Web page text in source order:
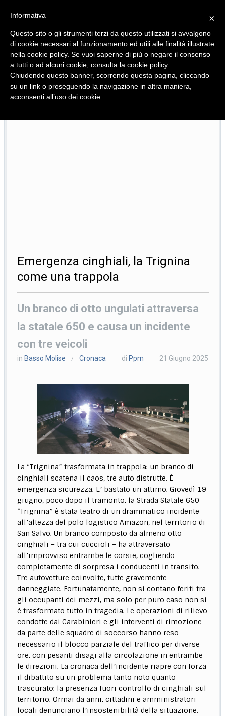
Quotidiano d'informazione distribuito in Molise con
Emergenza cinghiali, la Trignina
come una trappola
Un branco di otto ungulati attraversa
la statale 650 e causa un incidente
con tre veicoli
in Basso Molise / Cronaca — di Ppm — 21 Giugno 2025
La “Trignina” trasformata in trappola: un branco di
cinghiali scatena il caos, tre auto distrutte. È
emergenza sicurezza. E’ bastato un attimo. Giovedì 19
giugno, poco dopo il tramonto, la Strada Statale 650
“Trignina” è stata teatro di un drammatico incidente
all’altezza del polo logistico Amazon, nel territorio di
San Salvo. Un branco composto da almeno otto
cinghiali – tra cui cuccioli – ha attraversato
all’improvviso entrambe le corsie, cogliendo
completamente di sorpresa i conducenti in transito.
Tre autovetture coinvolte, tutte gravemente
danneggiate. Fortunatamente, non si contano feriti tra
gli occupanti dei mezzi, ma solo per puro caso non si
è trasformato tutto in tragedia. Le operazioni di rilievo
condotte dai Carabinieri e gli interventi di rimozione
da parte delle squadre di soccorso hanno reso
necessario il blocco parziale del traffico per diverse
ore, con pesanti disagi alla circolazione in entrambe
le direzioni. La cronaca dell’incidente riapre con forza
il dibattito su un problema tanto noto quanto
trascurato: la presenza fuori controllo di cinghiali sul
territorio. Ormai da anni, cittadini e amministratori
locali denunciano l’insostenibilità della situazione.
×
Informativa
Questo sito o gli strumenti terzi da questo utilizzati si avvalgono
di cookie necessari al funzionamento ed utili alle finalità illustrate
nella cookie policy. Se vuoi saperne di più o negare il consenso
a tutti o ad alcuni cookie, consulta la cookie policy.
Chiudendo questo banner, scorrendo questa pagina, cliccando
su un link o proseguendo la navigazione in altra maniera,
acconsenti all’uso dei cookie.